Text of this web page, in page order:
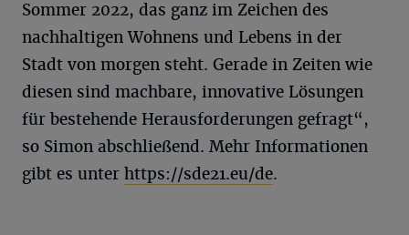
Sommer 2022, das ganz im Zeichen des
nachhaltigen Wohnens und Lebens in der
Stadt von morgen steht. Gerade in Zeiten wie
diesen sind machbare, innovative Lösungen
für bestehende Herausforderungen gefragt“,
so Simon abschließend. Mehr Informationen
gibt es unter https://sde21.eu/de.